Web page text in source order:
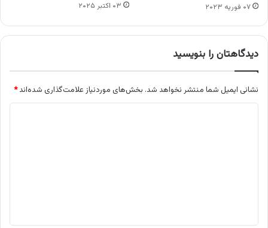
۰۷ فوریه ۲۰۲۳ ۰۳ اکتبر ۲۰۲۵
دیدگاهتان را بنویسید
نشانی ایمیل شما منتشر نخواهد شد. بخش‌های موردنیاز علامت‌گذاری شده‌اند*